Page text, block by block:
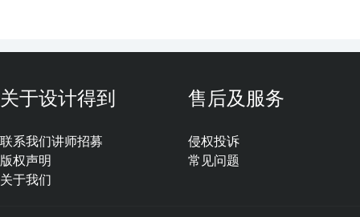
关于设计得到
联系我们
版权声明
关于我们
讲师招募
售后及服务
侵权投诉
常见问题